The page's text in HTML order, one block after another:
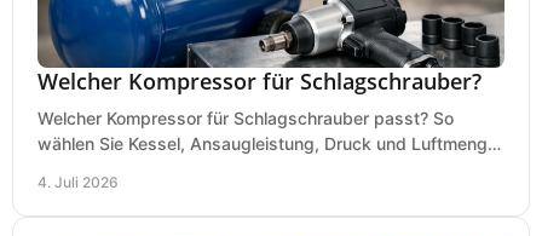
Welcher Kompressor für Schlagschrauber?
Welcher Kompressor für Schlagschrauber passt? So
wählen Sie Kessel, Ansaugleistung, Druck und Luftmenge
4. Juli 2026